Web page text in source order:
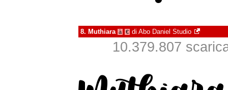
8. Muthiara à € di Abo Daniel Studio
10.379.807